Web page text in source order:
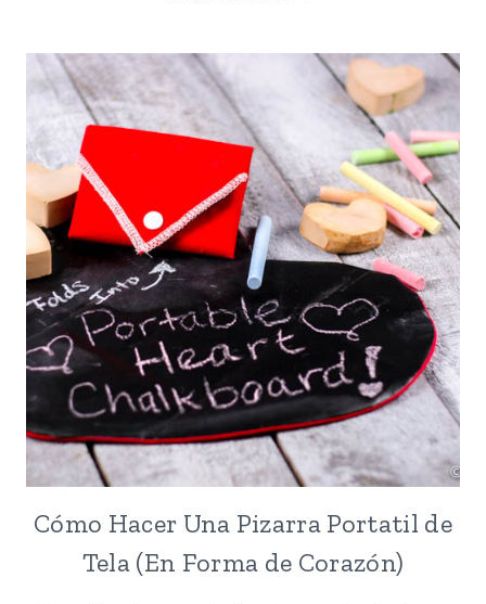
CASERA
Cómo Hacer Una Pizarra Portatil de
Tela (En Forma de Corazón)